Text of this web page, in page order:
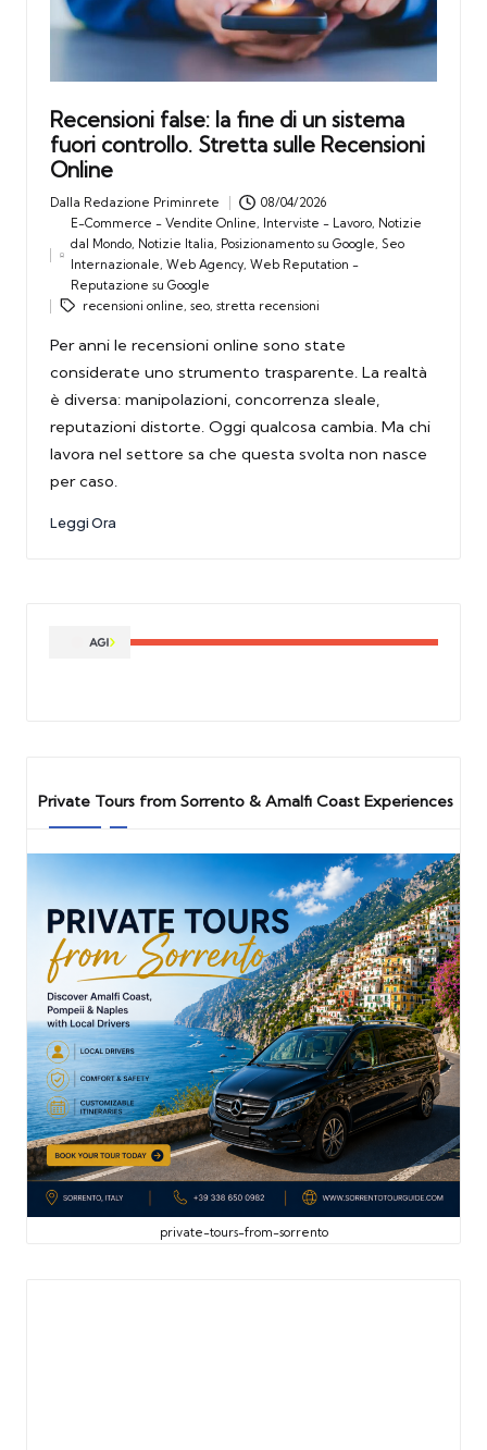
Recensioni false: la fine di un sistema
fuori controllo. Stretta sulle Recensioni
Online
Posted
Dalla Redazione Priminrete 08/04/2026
Posted
E-Commerce - Vendite Online, Interviste - Lavoro, Notizie
dal Mondo, Notizie Italia, Posizionamento su Google,Seo
Internazionale,Web Agency,Web Reputation -
Reputazione su Google
Tags:
recensioni online, seo, stretta recensioni
Per anni le recensioni online sono state
considerate uno strumento trasparente. La realtà
è diversa: manipolazioni, concorrenza sleale,
reputazioni distorte. Oggi qualcosa cambia. Ma chi
lavora nel settore sa che questa svolta non nasce
per caso.
Leggi Ora
Private Tours from Sorrento & Amalfi Coast Experiences
private-tours-from-sorrento